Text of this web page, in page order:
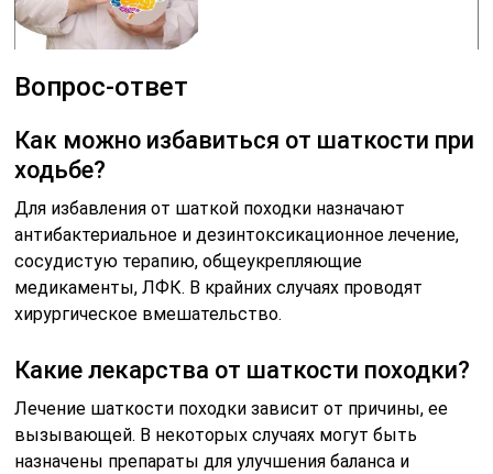
Вопрос-ответ
Как можно избавиться от шаткости при
ходьбе?
Для избавления от шаткой походки назначают
антибактериальное и дезинтоксикационное лечение,
сосудистую терапию, общеукрепляющие
медикаменты, ЛФК. В крайних случаях проводят
хирургическое вмешательство.
Какие лекарства от шаткости походки?
Лечение шаткости походки зависит от причины, ее
вызывающей. В некоторых случаях могут быть
назначены препараты для улучшения баланса и